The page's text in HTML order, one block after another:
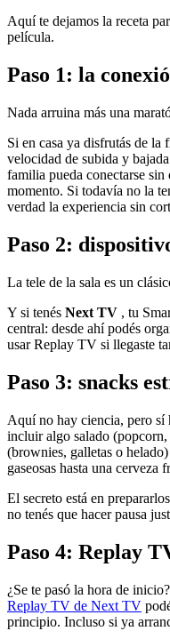
Aquí te dejamos la receta
película.
Paso 1: la
Nada arruina más una
Si en casa ya disfrutás de la
velocidad de subida y
familia pueda conectarse sin
momento. Si todavía no la
verdad la experiencia sin
Paso 2:
La tele de la sala es un
Y si tenés Next TV , tu
central: desde ahí podés
usar Replay TV si llegaste
Paso 3: snacks
Aquí no hay ciencia, pero sí
incluir algo salado
(brownies, galletas o
gaseosas hasta una cerveza
El secreto está en
no tenés que hacer pausa
Paso 4: Replay
¿Se te pasó la hora de
Replay TV de Next TV
principio. Incluso si ya